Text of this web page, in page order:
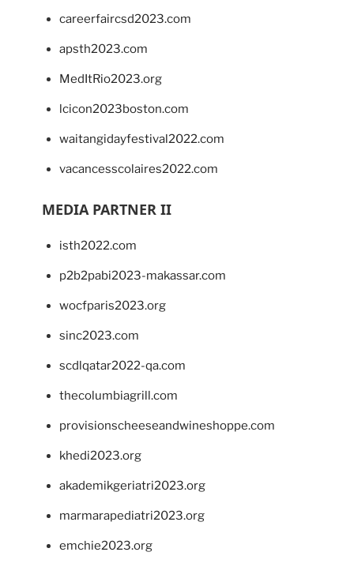
careerfaircsd2023.com
apsth2023.com
MedItRio2023.org
lcicon2023boston.com
waitangidayfestival2022.com
vacancesscolaires2022.com
MEDIA PARTNER II
isth2022.com
p2b2pabi2023-makassar.com
wocfparis2023.org
sinc2023.com
scdlqatar2022-qa.com
thecolumbiagrill.com
provisionscheeseandwineshoppe.com
khedi2023.org
akademikgeriatri2023.org
marmarapediatri2023.org
emchie2023.org